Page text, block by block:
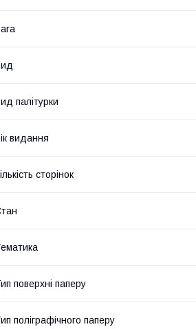
палітурки
видання
сторінок
поверхні паперу
поліграфічного паперу